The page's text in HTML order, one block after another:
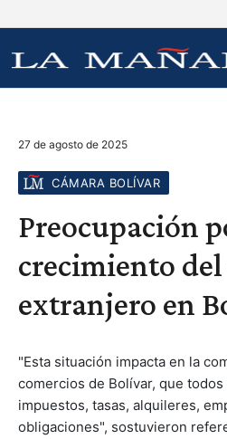
27 de agosto de 2025
CÁMARA BOLÍVAR
Preocupación
crecimiento
extranjero en
"Esta situación impacta en la
comercios de Bolívar, que
impuestos, tasas, alquileres,
obligaciones", sostuvieron